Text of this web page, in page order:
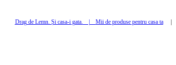
Drag de Lemn. Și casa-i gata. Mii de produse pentru casa ta|